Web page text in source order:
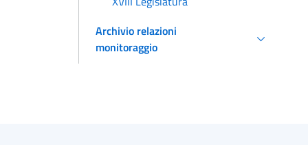
Archivio relazioni
monitoraggio